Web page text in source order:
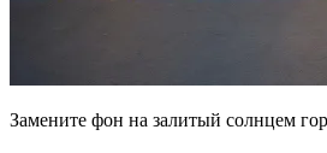
Замените фон на залитый солнцем